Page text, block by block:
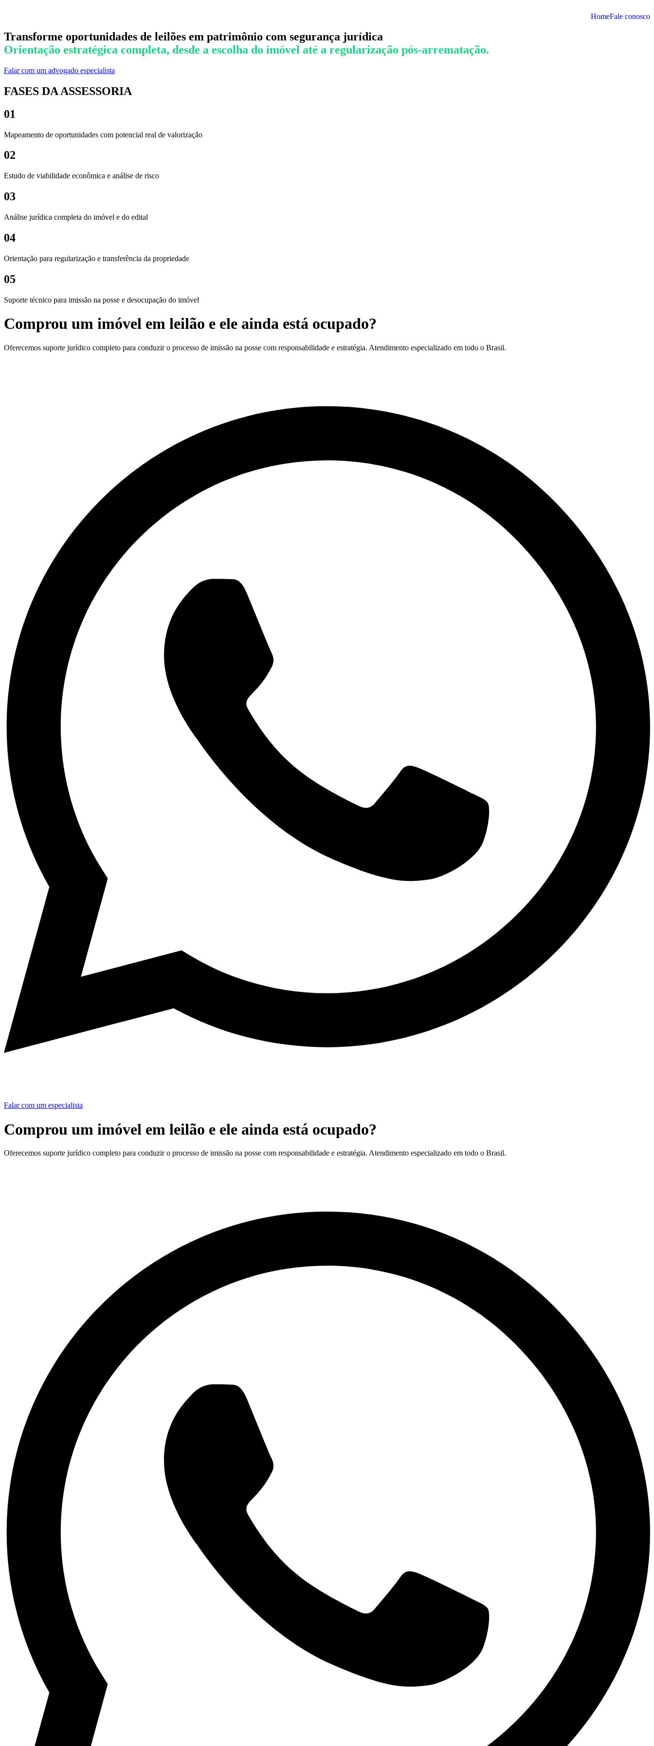
HomeFale conosco
Transforme oportunidades de leilões em patrimônio com segurança jurídica
Orientação estratégica completa, desde a escolha do imóvel até a regularização pós-arrematação.
Falar com um advogado especialista
FASES DA ASSESSORIA
01
Mapeamento de oportunidades com potencial real de valorização
02
Estudo de viabilidade econômica e análise de risco
03
Análise jurídica completa do imóvel e do edital
04
Orientação para regularização e transferência da propriedade
05
Suporte técnico para imissão na posse e desocupação do imóvel
Comprou um imóvel em leilão e ele ainda está ocupado?
Oferecemos suporte jurídico completo para conduzir o processo de imissão na posse com responsabilidade e estratégia. Atendimento especializado em todo o Brasil.
Falar com um especialista
Comprou um imóvel em leilão e ele ainda está ocupado?
Oferecemos suporte jurídico completo para conduzir o processo de imissão na posse com responsabilidade e estratégia. Atendimento especializado em todo o Brasil.